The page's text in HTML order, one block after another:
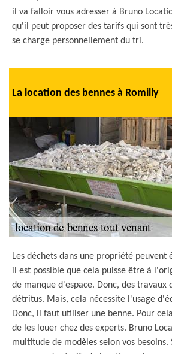
il va falloir vous adresser à Bruno
qu'il peut proposer des tarifs qui sont
se charge personnellement du tri.
La location des bennes à Romilly
Les déchets dans une propriété
il est possible que cela puisse être à
de manque d'espace. Donc, des travaux
détritus. Mais, cela nécessite l'usage
Donc, il faut utiliser une benne. Pour
de les louer chez des experts. Bruno
multitude de modèles selon vos besoins.